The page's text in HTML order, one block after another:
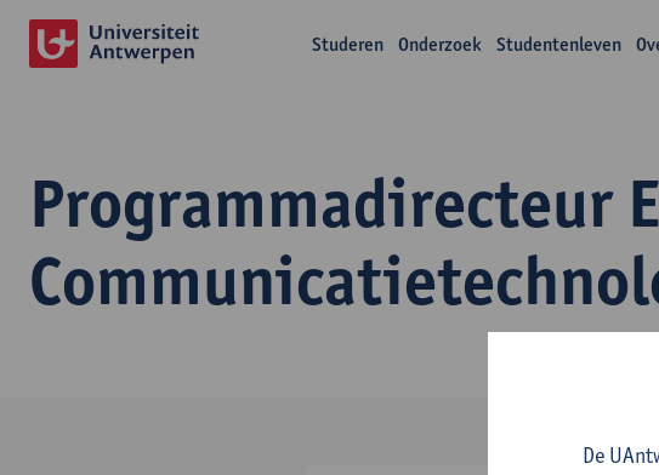
Studeren Onderzoek Studentenleven
Programmadirecteur
De